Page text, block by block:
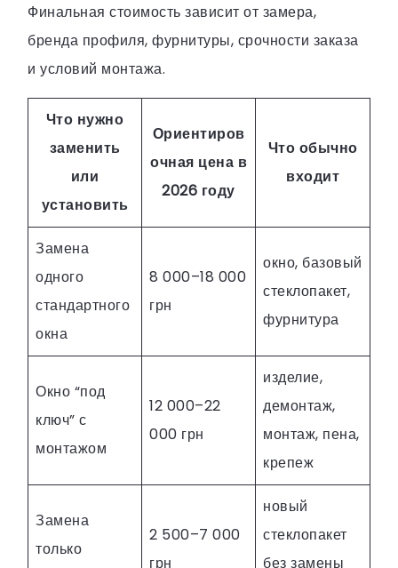
Финальная стоимость зависит от замера,
бренда профиля, фурнитуры, срочности заказа
и условий монтажа.
Что нужно
заменить
или
установить
Ориентиров
очная цена в
2026 году
Что обычно
входит
Замена
одного
стандартного
окна
8 000–18 000
грн
окно, базовый
стеклопакет,
фурнитура
Окно “под
ключ” с
монтажом
12 000–22
000 грн
изделие,
демонтаж,
монтаж, пена,
крепеж
Замена
только
2 500–7 000
грн
новый
стеклопакет
без замены